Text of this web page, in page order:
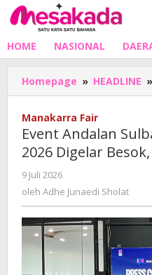
Lewati
ke
HOME NASIONAL
Homepage » HEADLINE »
Manakarra Fair
Event Andalan
2026 Digelar
9 Juli 2026
Adhe
Junaedi
oleh Adhe Junaedi Sholat